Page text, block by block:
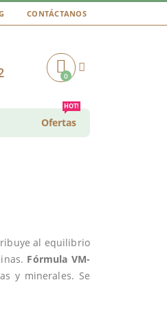
CONTÁCTANOS
Cart0
Ofertas
HOT!
al equilibrio
Fórmula VM-
y minerales. Se